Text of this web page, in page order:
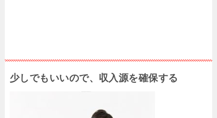
少しでもいいので、収入源を確保する